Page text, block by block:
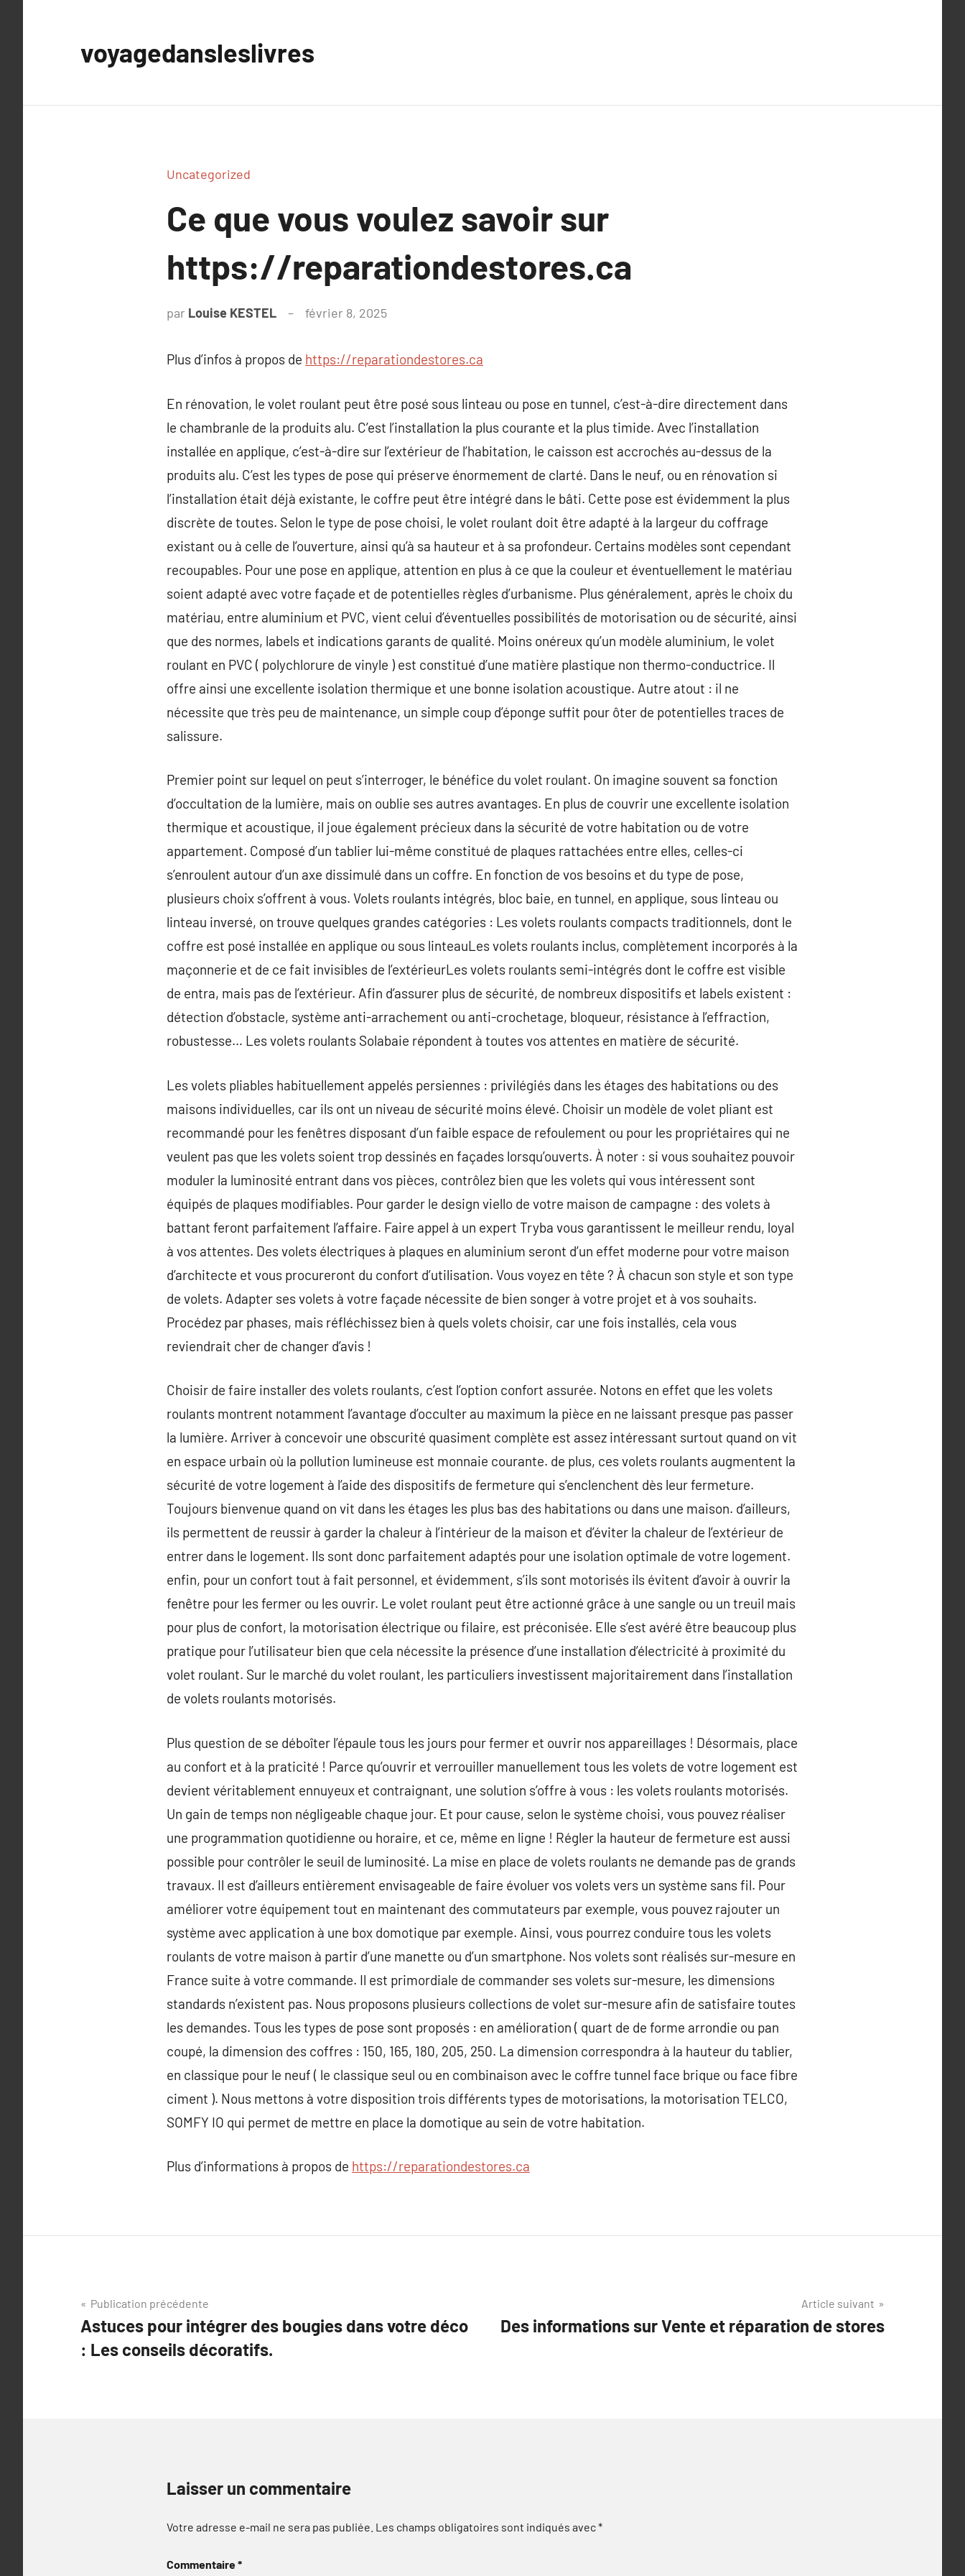
voyagedansleslivres
Uncategorized
Ce que vous voulez savoir sur
https://reparationdestores.ca
par Louise KESTEL février 8, 2025
Plus d’infos à propos de https://reparationdestores.ca
En rénovation, le volet roulant peut être posé sous linteau ou pose en tunnel, c’est-à-dire directement dans
le chambranle de la produits alu. C’est l’installation la plus courante et la plus timide. Avec l’installation
installée en applique, c’est-à-dire sur l’extérieur de l’habitation, le caisson est accrochés au-dessus de la
produits alu. C’est les types de pose qui préserve énormement de clarté. Dans le neuf, ou en rénovation si
l’installation était déjà existante, le coffre peut être intégré dans le bâti. Cette pose est évidemment la plus
discrète de toutes. Selon le type de pose choisi, le volet roulant doit être adapté à la largeur du coffrage
existant ou à celle de l’ouverture, ainsi qu’à sa hauteur et à sa profondeur. Certains modèles sont cependant
recoupables. Pour une pose en applique, attention en plus à ce que la couleur et éventuellement le matériau
soient adapté avec votre façade et de potentielles règles d’urbanisme. Plus généralement, après le choix du
matériau, entre aluminium et PVC, vient celui d’éventuelles possibilités de motorisation ou de sécurité, ainsi
que des normes, labels et indications garants de qualité. Moins onéreux qu’un modèle aluminium, le volet
roulant en PVC ( polychlorure de vinyle ) est constitué d’une matière plastique non thermo-conductrice. Il
offre ainsi une excellente isolation thermique et une bonne isolation acoustique. Autre atout : il ne
nécessite que très peu de maintenance, un simple coup d’éponge suffit pour ôter de potentielles traces de
salissure.
Premier point sur lequel on peut s’interroger, le bénéfice du volet roulant. On imagine souvent sa fonction
d’occultation de la lumière, mais on oublie ses autres avantages. En plus de couvrir une excellente isolation
thermique et acoustique, il joue également précieux dans la sécurité de votre habitation ou de votre
appartement. Composé d’un tablier lui-même constitué de plaques rattachées entre elles, celles-ci
s’enroulent autour d’un axe dissimulé dans un coffre. En fonction de vos besoins et du type de pose,
plusieurs choix s’offrent à vous. Volets roulants intégrés, bloc baie, en tunnel, en applique, sous linteau ou
linteau inversé, on trouve quelques grandes catégories : Les volets roulants compacts traditionnels, dont le
coffre est posé installée en applique ou sous linteauLes volets roulants inclus, complètement incorporés à la
maçonnerie et de ce fait invisibles de l’extérieurLes volets roulants semi-intégrés dont le coffre est visible
de entra, mais pas de l’extérieur. Afin d’assurer plus de sécurité, de nombreux dispositifs et labels existent :
détection d’obstacle, système anti-arrachement ou anti-crochetage, bloqueur, résistance à l’effraction,
robustesse… Les volets roulants Solabaie répondent à toutes vos attentes en matière de sécurité.
Les volets pliables habituellement appelés persiennes : privilégiés dans les étages des habitations ou des
maisons individuelles, car ils ont un niveau de sécurité moins élevé. Choisir un modèle de volet pliant est
recommandé pour les fenêtres disposant d’un faible espace de refoulement ou pour les propriétaires qui ne
veulent pas que les volets soient trop dessinés en façades lorsqu’ouverts. À noter : si vous souhaitez pouvoir
moduler la luminosité entrant dans vos pièces, contrôlez bien que les volets qui vous intéressent sont
équipés de plaques modifiables. Pour garder le design viello de votre maison de campagne : des volets à
battant feront parfaitement l’affaire. Faire appel à un expert Tryba vous garantissent le meilleur rendu, loyal
à vos attentes. Des volets électriques à plaques en aluminium seront d’un effet moderne pour votre maison
d’architecte et vous procureront du confort d’utilisation. Vous voyez en tête ? À chacun son style et son type
de volets. Adapter ses volets à votre façade nécessite de bien songer à votre projet et à vos souhaits.
Procédez par phases, mais réfléchissez bien à quels volets choisir, car une fois installés, cela vous
reviendrait cher de changer d’avis !
Choisir de faire installer des volets roulants, c’est l’option confort assurée. Notons en effet que les volets
roulants montrent notamment l’avantage d’occulter au maximum la pièce en ne laissant presque pas passer
la lumière. Arriver à concevoir une obscurité quasiment complète est assez intéressant surtout quand on vit
en espace urbain où la pollution lumineuse est monnaie courante. de plus, ces volets roulants augmentent la
sécurité de votre logement à l’aide des dispositifs de fermeture qui s’enclenchent dès leur fermeture.
Toujours bienvenue quand on vit dans les étages les plus bas des habitations ou dans une maison. d’ailleurs,
ils permettent de reussir à garder la chaleur à l’intérieur de la maison et d’éviter la chaleur de l’extérieur de
entrer dans le logement. Ils sont donc parfaitement adaptés pour une isolation optimale de votre logement.
enfin, pour un confort tout à fait personnel, et évidemment, s’ils sont motorisés ils évitent d’avoir à ouvrir la
fenêtre pour les fermer ou les ouvrir. Le volet roulant peut être actionné grâce à une sangle ou un treuil mais
pour plus de confort, la motorisation électrique ou filaire, est préconisée. Elle s’est avéré être beaucoup plus
pratique pour l’utilisateur bien que cela nécessite la présence d’une installation d’électricité à proximité du
volet roulant. Sur le marché du volet roulant, les particuliers investissent majoritairement dans l’installation
de volets roulants motorisés.
Plus question de se déboîter l’épaule tous les jours pour fermer et ouvrir nos appareillages ! Désormais, place
au confort et à la praticité ! Parce qu’ouvrir et verrouiller manuellement tous les volets de votre logement est
devient véritablement ennuyeux et contraignant, une solution s’offre à vous : les volets roulants motorisés.
Un gain de temps non négligeable chaque jour. Et pour cause, selon le système choisi, vous pouvez réaliser
une programmation quotidienne ou horaire, et ce, même en ligne ! Régler la hauteur de fermeture est aussi
possible pour contrôler le seuil de luminosité. La mise en place de volets roulants ne demande pas de grands
travaux. Il est d’ailleurs entièrement envisageable de faire évoluer vos volets vers un système sans fil. Pour
améliorer votre équipement tout en maintenant des commutateurs par exemple, vous pouvez rajouter un
système avec application à une box domotique par exemple. Ainsi, vous pourrez conduire tous les volets
roulants de votre maison à partir d’une manette ou d’un smartphone. Nos volets sont réalisés sur-mesure en
France suite à votre commande. Il est primordiale de commander ses volets sur-mesure, les dimensions
standards n’existent pas. Nous proposons plusieurs collections de volet sur-mesure afin de satisfaire toutes
les demandes. Tous les types de pose sont proposés : en amélioration ( quart de de forme arrondie ou pan
coupé, la dimension des coffres : 150, 165, 180, 205, 250. La dimension correspondra à la hauteur du tablier,
en classique pour le neuf ( le classique seul ou en combinaison avec le coffre tunnel face brique ou face fibre
ciment ). Nous mettons à votre disposition trois différents types de motorisations, la motorisation TELCO,
SOMFY IO qui permet de mettre en place la domotique au sein de votre habitation.
Plus d’informations à propos de https://reparationdestores.ca
Navigation
de
l’article
Publication précédente
Astuces pour intégrer des bougies dans votre déco
: Les conseils décoratifs.
Article suivant
Des informations sur Vente et réparation de stores
Laisser un commentaire
Votre adresse e-mail ne sera pas publiée. Les champs obligatoires sont indiqués avec*
Commentaire*